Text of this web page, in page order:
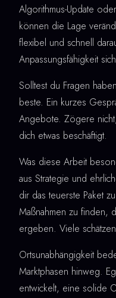
Algorithmus-Update
können die Lage
flexibel und schnell
Anpassungsfähigkeit
Solltest du Fragen
beste. Ein kurzes
Angebote. Zögere
dich etwas beschäftigt.
Was diese Arbeit
aus Strategie und
dir das teuerste Paket
Maßnahmen zu finden,
ergeben. Viele
Ortsunabhängigkeit
Marktphasen hinweg.
entwickelt, eine solide